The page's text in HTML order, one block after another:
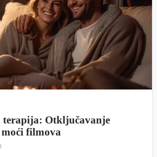
terapija: Otključavanje
filmova